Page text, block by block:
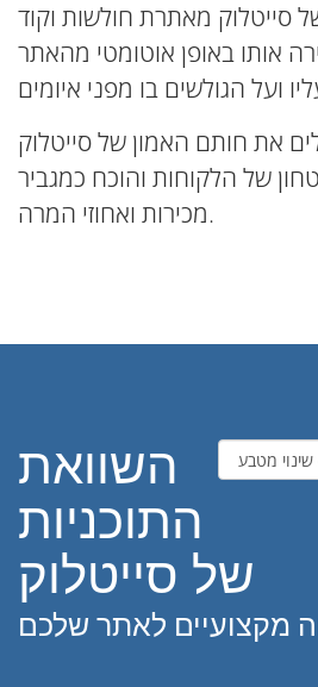
סייטלוק מאתרת חולשות וקוד
אותו באופן אוטומטי מהאתר
את חותם האמון של סייטלוק
של הלקוחות והוכח כמגביר
מכירות ואחוזי המרה.
השוואת
התוכניות
של סייטלוק
מקצועיים לאתר שלכם